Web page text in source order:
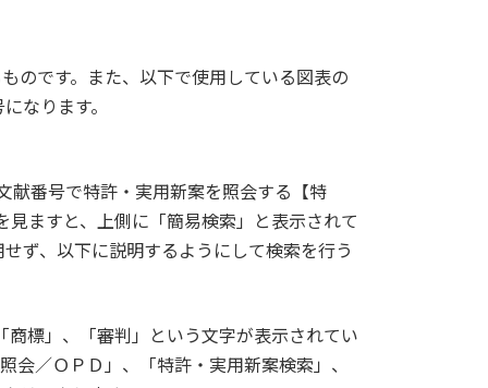
のです。また、以下で使用している図表の
なります。
献番号で特許・実用新案を照会する【特
見ますと、上側に「簡易検索」と表示されて
ず、以下に説明するようにして検索を行う
標」、「審判」という文字が表示されてい
会／ＯＰＤ」、「特許・実用新案検索」、